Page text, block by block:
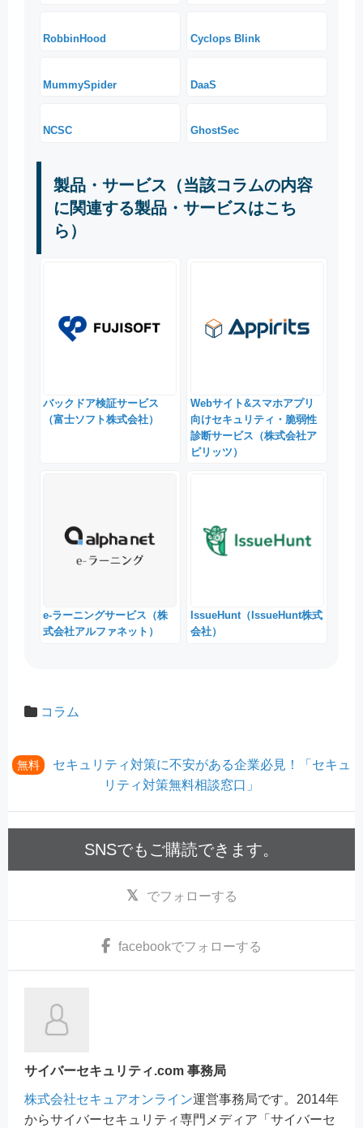
RobbinHood Cyclops Blink
MummySpider DaaS
NCSC GhostSec
製品・サービス（当該コラムの内容
に関連する製品・サービスはこち
ら）
バックドア検証サービス
（富士ソフト株式会社）
Webサイト&スマホアプリ
向けセキュリティ・脆弱性
診断サービス（株式会社ア
ピリッツ）
e-ラーニングサービス（株
式会社アルファネット）
IssueHunt（IssueHunt株式
会社）
コラム
無料
セキュリティ対策に不安がある企業必見！「セキュ
リティ対策無料相談窓口」
SNSでもご購読できます。
でフォローする
facebookでフォローする
サイバーセキュリティ.com 事務局
株式会社セキュアオンライン運営事務局です。2014年
からサイバーセキュリティ専門メディア「サイバーセ